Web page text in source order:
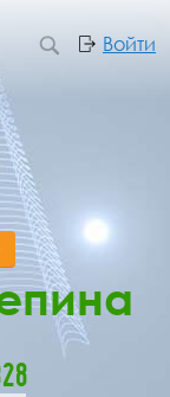
Войти
28